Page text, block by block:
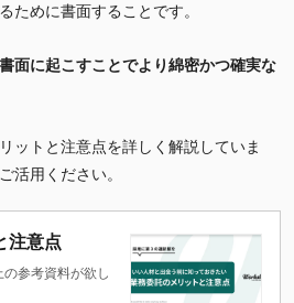
ために書面することです。
書面に起こすことでより綿密かつ確実な
ットと注意点を詳しく解説していま
活用ください。
注意点
の参考資料が欲し